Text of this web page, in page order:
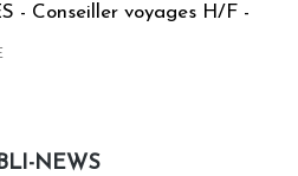
- Conseiller voyages H/F -
NEWS